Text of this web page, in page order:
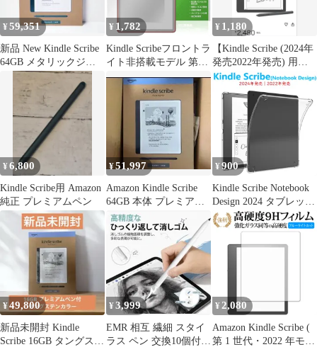
¥59,351
新品 New Kindle Scribe
64GB メタリックジェ
ード 2024
¥ 1,782
Kindle Scribeフロントラ
イト非搭載モデル 第3
世代 26年 保護フィルム
OverLay Paper for キン
ドル 書き味向上 紙のよ
うな描き心地
¥ 1,180
【Kindle Scribe (2024年
発売2022年発売) 用】
フィルム1枚
¥6,800
Kindle Scribe用 Amazon
純正 プレミアムペン
¥51,997
Amazon Kindle Scribe
64GB 本体 プレミアム
ペン
¥ 900
Kindle Scribe Notebook
Design 2024 タブレット
ケース ソフトクリアケ
ース エアクッション 第
1世代 キンドル スクラ
型カバー 衝撃吸収
¥49,800
新品未開封 Kindle
Scribe 16GB タングステ
¥3,999
EMR 相互 繊細 スタイ
ラス ペン 交換10個付
¥ 2,080
Amazon Kindle Scribe (
第 1 世代・2022 年モデ